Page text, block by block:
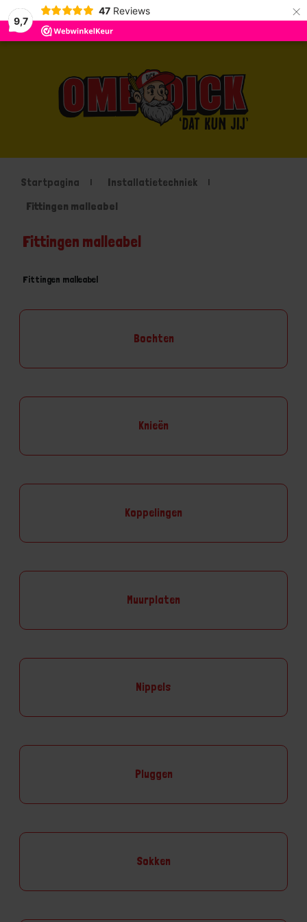
9,7
47 Reviews ×
Startpagina
Installatietechniek
Fittingen malleabel
Fittingen malleabel
Fittingen malleabel
Bochten
Knieën
Koppelingen
Muurplaten
Nippels
Pluggen
Sokken